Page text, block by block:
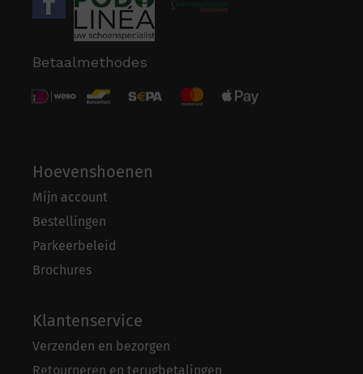
Betaalmethodes
Hoevenshoenen
Mijn account
Bestellingen
Parkeerbeleid
Brochures
Klantenservice
Verzenden en bezorgen
Retourneren en terugbetalingen